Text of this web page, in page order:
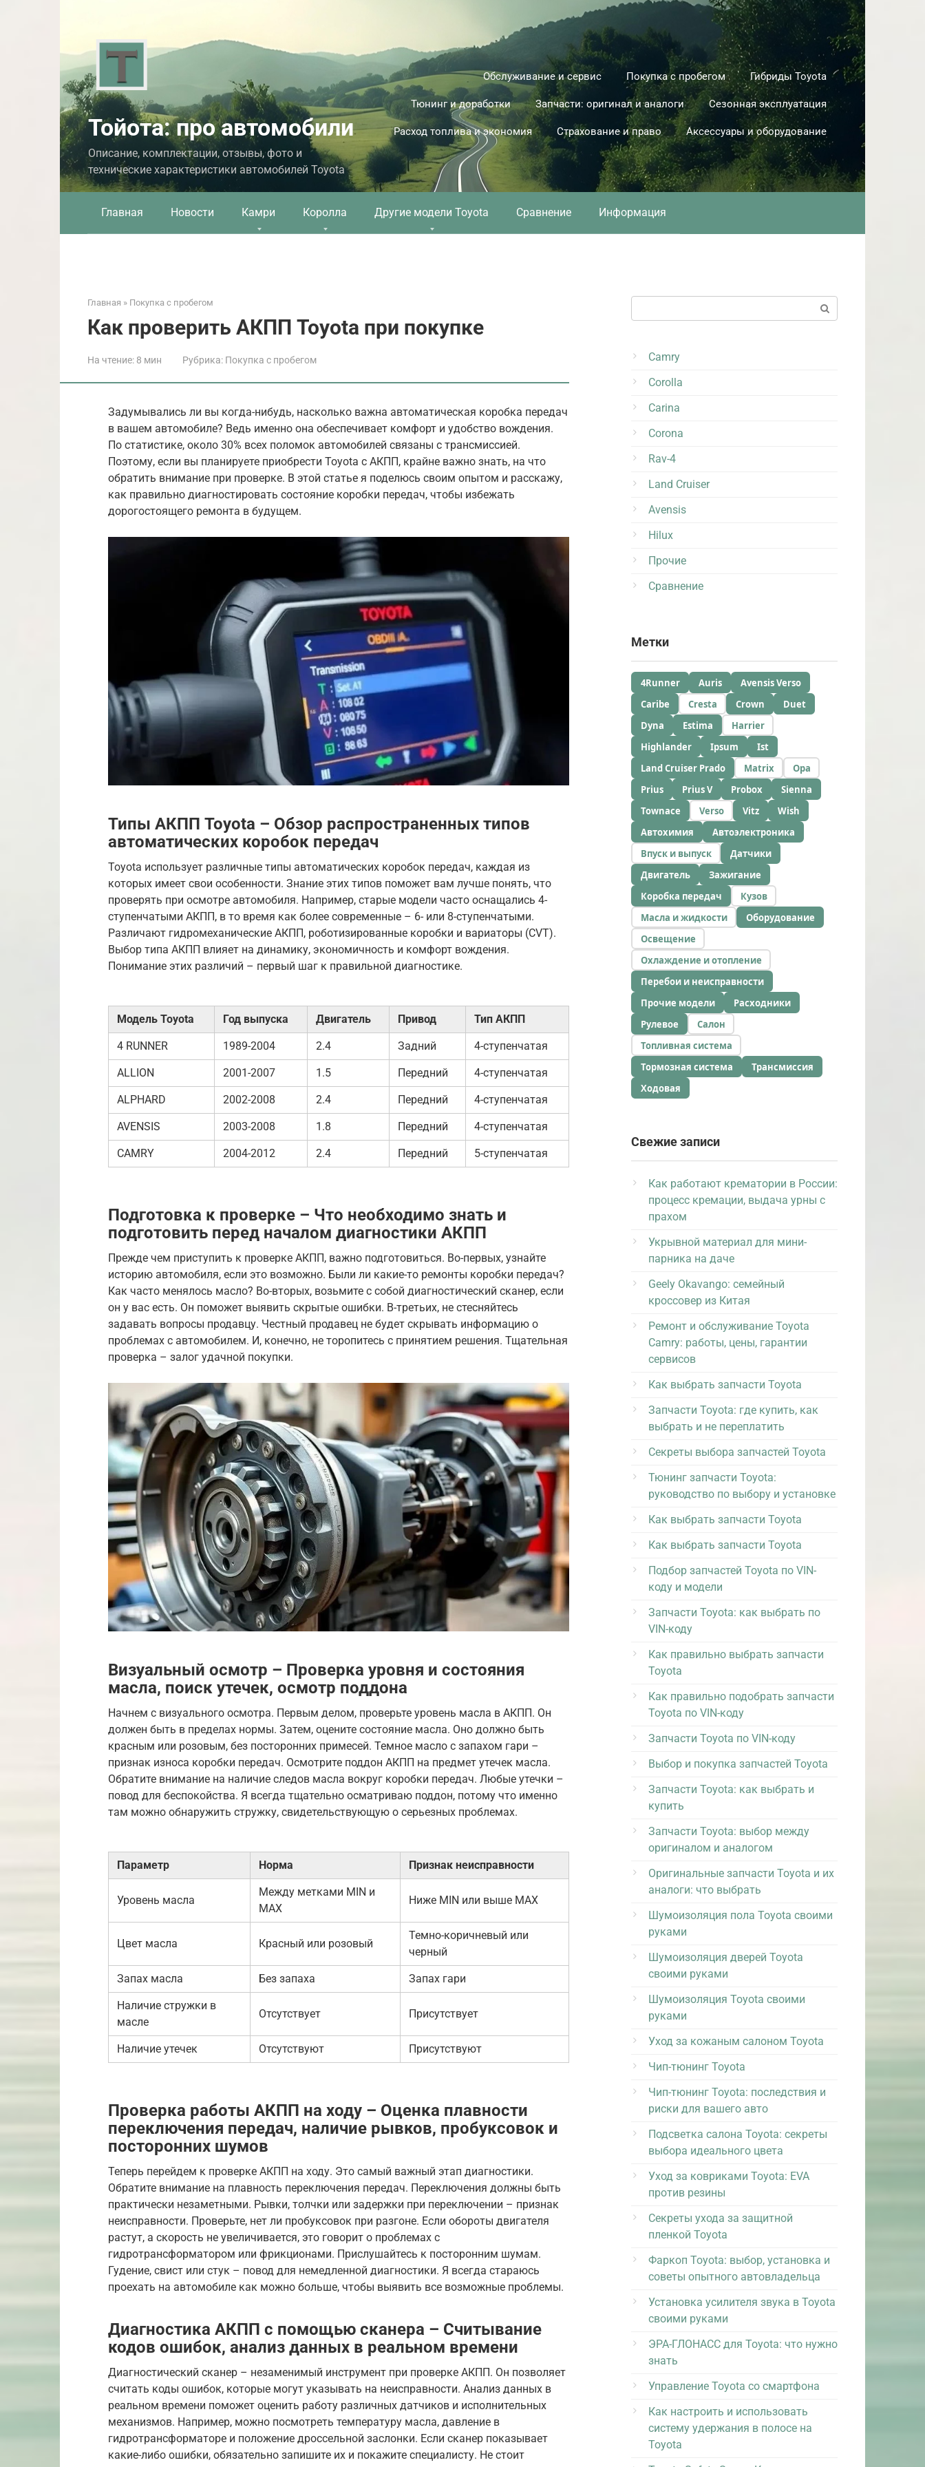
Тойота: про автомобили
Описание, комплектации, отзывы, фото и
технические характеристики автомобилей Toyota
Обслуживание и сервис Покупка с пробегом Гибриды Toyota
Тюнинг и доработки Запчасти: оригинал и аналоги Сезонная эксплуатация
Расход топлива и экономия Страхование и право Аксессуары и оборудование
Главная Новости Камри Королла Другие модели Toyota Сравнение Информация
Главная » Покупка с пробегом
Как проверить АКПП Toyota при покупке
На чтение: 8 мин Рубрика: Покупка с пробегом
Задумывались ли вы когда-нибудь, насколько важна автоматическая коробка передач
в вашем автомобиле? Ведь именно она обеспечивает комфорт и удобство вождения.
По статистике, около 30% всех поломок автомобилей связаны с трансмиссией.
Поэтому, если вы планируете приобрести Toyota с АКПП, крайне важно знать, на что
обратить внимание при проверке. В этой статье я поделюсь своим опытом и расскажу,
как правильно диагностировать состояние коробки передач, чтобы избежать
дорогостоящего ремонта в будущем.
Типы АКПП Toyota – Обзор распространенных типов
автоматических коробок передач
Toyota использует различные типы автоматических коробок передач, каждая из
которых имеет свои особенности. Знание этих типов поможет вам лучше понять, что
проверять при осмотре автомобиля. Например, старые модели часто оснащались 4-
ступенчатыми АКПП, в то время как более современные – 6- или 8-ступенчатыми.
Различают гидромеханические АКПП, роботизированные коробки и вариаторы (CVT).
Выбор типа АКПП влияет на динамику, экономичность и комфорт вождения.
Понимание этих различий – первый шаг к правильной диагностике.
Модель Toyota Год выпуска Двигатель Привод Тип АКПП
4 RUNNER 1989-2004 2.4 Задний 4-ступенчатая
ALLION 2001-2007 1.5 Передний 4-ступенчатая
ALPHARD 2002-2008 2.4 Передний 4-ступенчатая
AVENSIS 2003-2008 1.8 Передний 4-ступенчатая
CAMRY 2004-2012 2.4 Передний 5-ступенчатая
Подготовка к проверке – Что необходимо знать и
подготовить перед началом диагностики АКПП
Прежде чем приступить к проверке АКПП, важно подготовиться. Во-первых, узнайте
историю автомобиля, если это возможно. Были ли какие-то ремонты коробки передач?
Как часто менялось масло? Во-вторых, возьмите с собой диагностический сканер, если
он у вас есть. Он поможет выявить скрытые ошибки. В-третьих, не стесняйтесь
задавать вопросы продавцу. Честный продавец не будет скрывать информацию о
проблемах с автомобилем. И, конечно, не торопитесь с принятием решения. Тщательная
проверка – залог удачной покупки.
Визуальный осмотр – Проверка уровня и состояния
масла, поиск утечек, осмотр поддона
Начнем с визуального осмотра. Первым делом, проверьте уровень масла в АКПП. Он
должен быть в пределах нормы. Затем, оцените состояние масла. Оно должно быть
красным или розовым, без посторонних примесей. Темное масло с запахом гари –
признак износа коробки передач. Осмотрите поддон АКПП на предмет утечек масла.
Обратите внимание на наличие следов масла вокруг коробки передач. Любые утечки –
повод для беспокойства. Я всегда тщательно осматриваю поддон, потому что именно
там можно обнаружить стружку, свидетельствующую о серьезных проблемах.
Параметр Норма Признак неисправности
Уровень масла
Между метками MIN и
MAX
Ниже MIN или выше MAX
Цвет масла Красный или розовый
Темно-коричневый или
черный
Запах масла Без запаха Запах гари
Наличие стружки в
масле
Отсутствует Присутствует
Наличие утечек Отсутствуют Присутствуют
Проверка работы АКПП на ходу – Оценка плавности
переключения передач, наличие рывков, пробуксовок и
посторонних шумов
Теперь перейдем к проверке АКПП на ходу. Это самый важный этап диагностики.
Обратите внимание на плавность переключения передач. Переключения должны быть
практически незаметными. Рывки, толчки или задержки при переключении – признак
неисправности. Проверьте, нет ли пробуксовок при разгоне. Если обороты двигателя
растут, а скорость не увеличивается, это говорит о проблемах с
гидротрансформатором или фрикционами. Прислушайтесь к посторонним шумам.
Гудение, свист или стук – повод для немедленной диагностики. Я всегда стараюсь
проехать на автомобиле как можно больше, чтобы выявить все возможные проблемы.
Диагностика АКПП с помощью сканера – Считывание
кодов ошибок, анализ данных в реальном времени
Диагностический сканер – незаменимый инструмент при проверке АКПП. Он позволяет
считать коды ошибок, которые могут указывать на неисправности. Анализ данных в
реальном времени поможет оценить работу различных датчиков и исполнительных
механизмов. Например, можно посмотреть температуру масла, давление в
гидротрансформаторе и положение дроссельной заслонки. Если сканер показывает
какие-либо ошибки, обязательно запишите их и покажите специалисту. Не стоит
Camry
Corolla
Carina
Corona
Rav-4
Land Cruiser
Avensis
Hilux
Прочие
Сравнение
Метки
4Runner Auris
Avensis Verso
Caribe
Cresta Crown
Duet
Dyna
Estima
Harrier
Highlander
Ipsum
Ist
Land Cruiser Prado
Matrix
Opa
Prius
Prius V Probox
Sienna
Townace
Verso Vitz
Wish
Автохимия
Автоэлектроника
Впуск и выпуск
Датчики
Двигатель
Зажигание
Коробка передач
Кузов
Масла и жидкости
Оборудование
Освещение
Охлаждение и отопление
Перебои и неисправности
Прочие модели
Расходники
Рулевое
Салон
Топливная система
Тормозная система
Трансмиссия
Ходовая
Свежие записи
Как работают крематории в России:
процесс кремации, выдача урны с
прахом
Укрывной материал для мини-
парника на даче
Geely Okavango: семейный
кроссовер из Китая
Ремонт и обслуживание Toyota
Camry: работы, цены, гарантии
сервисов
Как выбрать запчасти Toyota
Запчасти Toyota: где купить, как
выбрать и не переплатить
Секреты выбора запчастей Toyota
Тюнинг запчасти Toyota:
руководство по выбору и установке
Как выбрать запчасти Toyota
Как выбрать запчасти Toyota
Подбор запчастей Toyota по VIN-
коду и модели
Запчасти Toyota: как выбрать по
VIN-коду
Как правильно выбрать запчасти
Toyota
Как правильно подобрать запчасти
Toyota по VIN-коду
Запчасти Toyota по VIN-коду
Выбор и покупка запчастей Toyota
Запчасти Toyota: как выбрать и
купить
Запчасти Toyota: выбор между
оригиналом и аналогом
Оригинальные запчасти Toyota и их
аналоги: что выбрать
Шумоизоляция пола Toyota своими
руками
Шумоизоляция дверей Toyota
своими руками
Шумоизоляция Toyota своими
руками
Уход за кожаным салоном Toyota
Чип-тюнинг Toyota
Чип-тюнинг Toyota: последствия и
риски для вашего авто
Подсветка салона Toyota: секреты
выбора идеального цвета
Уход за ковриками Toyota: EVA
против резины
Секреты ухода за защитной
пленкой Toyota
Фаркоп Toyota: выбор, установка и
советы опытного автовладельца
Установка усилителя звука в Toyota
своими руками
ЭРА-ГЛОНАСС для Toyota: что нужно
знать
Управление Toyota со смартфона
Как настроить и использовать
систему удержания в полосе на
Toyota